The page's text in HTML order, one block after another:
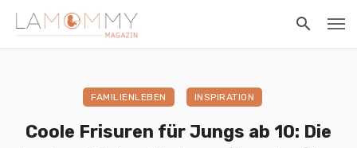
FAMILIENLEBEN INSPIRATION
Coole Frisuren für Jungs ab 10: Die